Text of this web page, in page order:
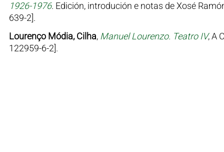
1926-1976. Edición, introdución e notas de Xosé
639-2].
Lourenço Módia, Cilha, Manuel Lourenzo. Teatro IV, A
122959-6-2].